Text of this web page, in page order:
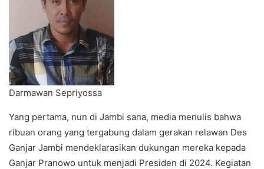
Darmawan Sepriyossa
Yang pertama, nun di Jambi sana, media menulis bahwa
ribuan orang yang tergabung dalam gerakan relawan Des
Ganjar Jambi mendeklarasikan dukungan mereka kepada
Ganjar Pranowo untuk menjadi Presiden di 2024. Kegiatan